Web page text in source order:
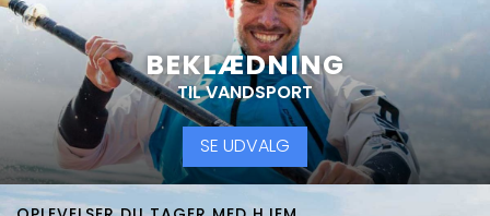
BEKLÆDNING
TIL VANDSPORT
SE UDVALG